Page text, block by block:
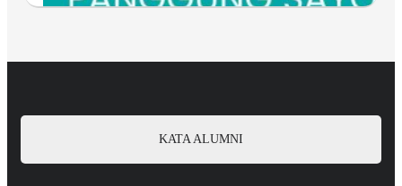
KATA ALUMNI